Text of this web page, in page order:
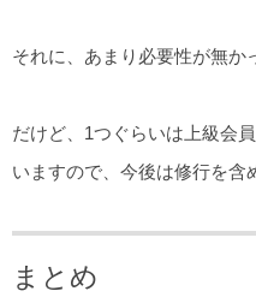
それに、あまり必要性が無か
だけど、1つぐらいは上級会
いますので、今後は修行を含
まとめ